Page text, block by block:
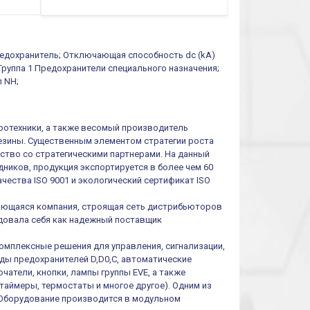
Отключающая способность dc (kA)
1 Предохранители специального назначения;
NH;
а также весомый производитель
Существенным элементом стратегии роста
со стратегическими партнерами. На данный
продукция экспортируется в более чем 60
ISO 9001 и экологический сертификат ISO
компания, строящая сеть дистрибьюторов
себя как надежный поставщик
решения для управления, сигнализации,
предохранителей D,D0,C, автоматические
кнопки, лампы группы EVE, а также
термостаты и многое другое). Одним из
производится в модульном